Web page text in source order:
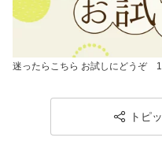
迷ったらこちら お試しにどうぞ
トピ